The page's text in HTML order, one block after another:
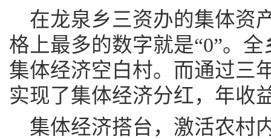
在龙泉乡三资办的集体资
格上最多的数字就是“0”。
集体经济空白村。而通过三
实现了集体经济分红，年收
集体经济搭台，激活农村